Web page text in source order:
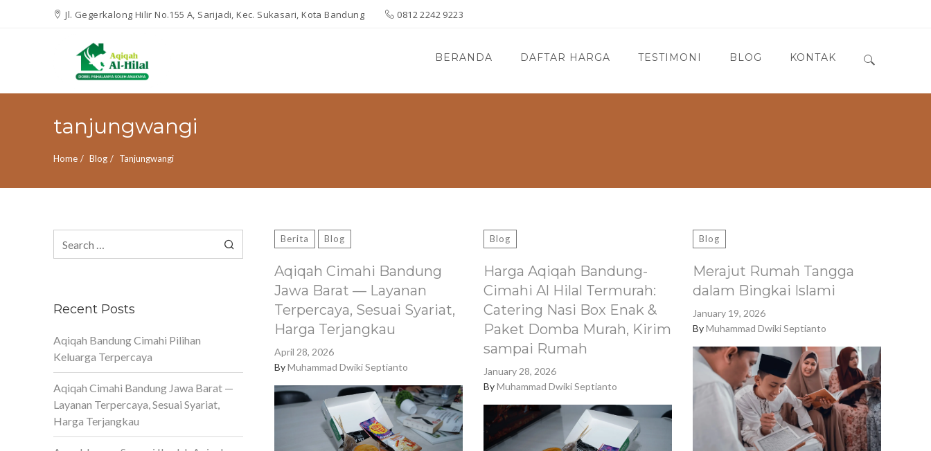
Jl. Gegerkalong Hilir No.155 A, Sarijadi, Kec. Sukasari, Kota Bandung 0812 2242 9223
BERANDA DAFTAR HARGA TESTIMONI BLOG KONTAK
tanjungwangi
Home Blog Tanjungwangi
Berita Blog
Aqiqah Cimahi Bandung
Jawa Barat — Layanan
Terpercaya, Sesuai Syariat,
Harga Terjangkau
April 28, 2026
ByMuhammad Dwiki Septianto
Blog
Harga Aqiqah Bandung-
Cimahi Al Hilal Termurah:
Catering Nasi Box Enak &
Paket Domba Murah, Kirim
sampai Rumah
January 28, 2026
ByMuhammad Dwiki Septianto
Blog
Merajut Rumah Tangga
dalam Bingkai Islami
January 19, 2026
ByMuhammad Dwiki Septianto
for:
Recent Posts
Aqiqah Bandung Cimahi Pilihan
Keluarga Terpercaya
Aqiqah Cimahi Bandung Jawa Barat —
Layanan Terpercaya, Sesuai Syariat,
Harga Terjangkau